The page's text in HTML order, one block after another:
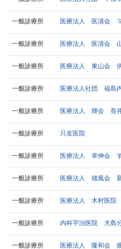
一般診療所 医療法人 医清会 マ
一般診療所 医療法人 医清会
一般診療所 医療法人 東山会
一般診療所 医療法人社団 福島
一般診療所 医療法人 輝会 長井
一般診療所 只友医院
一般診療所 医療法人 幸伸会 す
一般診療所 医療法人 雄風会 新
一般診療所 医療法人 木村医院
一般診療所 内科宇治医院 犬島
一般診療所 医療法人 隆和会 畑